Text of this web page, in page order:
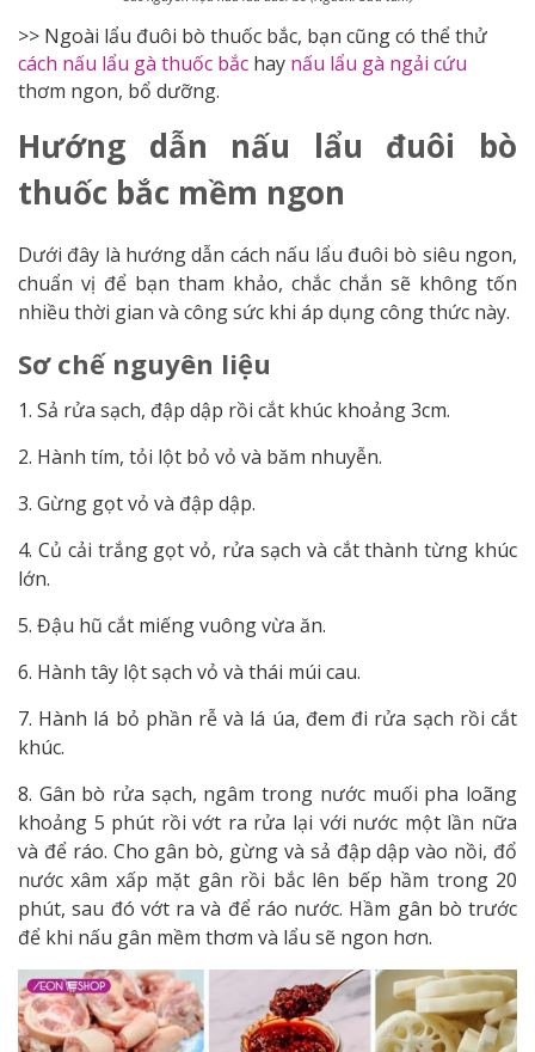
>> Ngoài lẩu đuôi bò thuốc bắc, bạn cũng có thể thử
cách nấu lẩu gà thuốc bắc hay nấu lẩu gà ngải cứu
thơm ngon, bổ dưỡng.
Hướng dẫn nấu lẩu đuôi bò
thuốc bắc mềm ngon
Dưới đây là hướng dẫn cách nấu lẩu đuôi bò siêu ngon,
chuẩn vị để bạn tham khảo, chắc chắn sẽ không tốn
nhiều thời gian và công sức khi áp dụng công thức này.
Sơ chế nguyên liệu
1. Sả rửa sạch, đập dập rồi cắt khúc khoảng 3cm.
2. Hành tím, tỏi lột bỏ vỏ và băm nhuyễn.
3. Gừng gọt vỏ và đập dập.
4. Củ cải trắng gọt vỏ, rửa sạch và cắt thành từng khúc
lớn.
5. Đậu hũ cắt miếng vuông vừa ăn.
6. Hành tây lột sạch vỏ và thái múi cau.
7. Hành lá bỏ phần rễ và lá úa, đem đi rửa sạch rồi cắt
khúc.
8. Gân bò rửa sạch, ngâm trong nước muối pha loãng
khoảng 5 phút rồi vớt ra rửa lại với nước một lần nữa
và để ráo. Cho gân bò, gừng và sả đập dập vào nồi, đổ
nước xâm xấp mặt gân rồi bắc lên bếp hầm trong 20
phút, sau đó vớt ra và để ráo nước. Hầm gân bò trước
để khi nấu gân mềm thơm và lẩu sẽ ngon hơn.